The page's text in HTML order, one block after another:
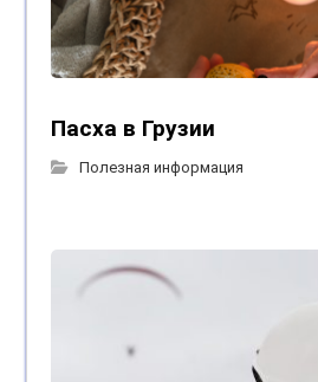
Пасха в Грузии
Полезная информация